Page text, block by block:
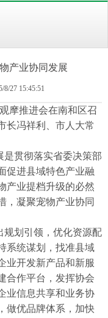
产业协同发展
27 15:45:51
摩推进会在南和区召
长冯祥利、市人大常
是贯彻落实省委决策部
促进县域特色产业融
产业提档升级的必然
，凝聚宠物产业协同
规划引领，优化资源配
系统谋划，找准县域
业开发新产品和新服
合作平台，发挥协会
业信息共享和业务协
做优品牌体系，加快